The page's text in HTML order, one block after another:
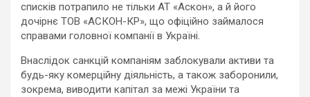
списків потрапило не тільки АТ «Аскон», а й його
дочірнє ТОВ «АСКОН-КР», що офіційно займалося
справами головної компанії в Україні.
Внаслідок санкцій компаніям заблокували активи та
будь-яку комерційну діяльність, а також заборонили,
зокрема, виводити капітал за межі України та